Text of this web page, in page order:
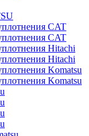
CAT
CAT
Hitachi
Hitachi
Komatsu
Komatsu